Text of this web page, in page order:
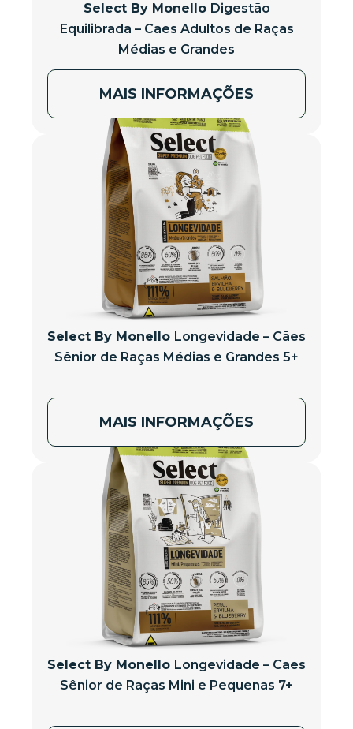
Select By Monello Digestão
Equilibrada – Cães Adultos de Raças
Médias e Grandes
MAIS INFORMAÇÕES
Select By Monello Longevidade – Cães
Sênior de Raças Médias e Grandes 5+
MAIS INFORMAÇÕES
Select By Monello Longevidade – Cães
Sênior de Raças Mini e Pequenas 7+